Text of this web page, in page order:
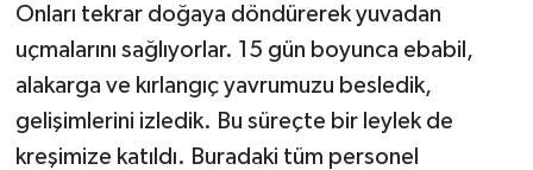
Onları tekrar doğaya döndürerek yuvadan
uçmalarını sağlıyorlar. 15 gün boyunca ebabil,
alakarga ve kırlangıç yavrumuzu besledik,
gelişimlerini izledik. Bu süreçte bir leylek de
kreşimize katıldı. Buradaki tüm personel